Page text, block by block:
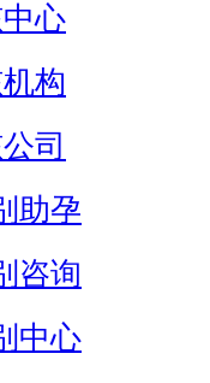
心
构
司
助孕
咨询
中心